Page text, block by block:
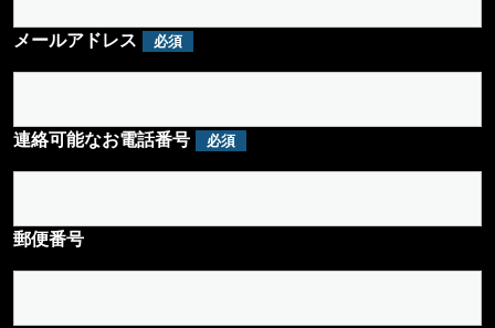
メールアドレス 必須
連絡可能なお電話番号 必須
郵便番号